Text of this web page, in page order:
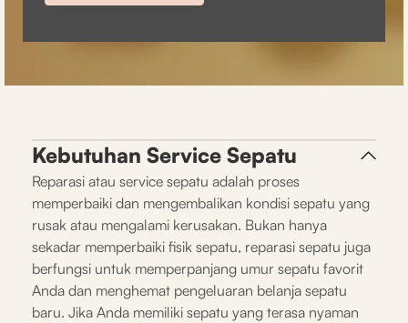
Kebutuhan Service Sepatu
Reparasi atau service sepatu adalah proses
memperbaiki dan mengembalikan kondisi sepatu yang
rusak atau mengalami kerusakan. Bukan hanya
sekadar memperbaiki fisik sepatu, reparasi sepatu juga
berfungsi untuk memperpanjang umur sepatu favorit
Anda dan menghemat pengeluaran belanja sepatu
baru. Jika Anda memiliki sepatu yang terasa nyaman